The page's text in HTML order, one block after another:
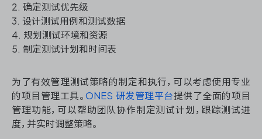
2. 确定测试优先级
3. 设计测试用例和测试数据
4. 规划测试环境和资源
5. 制定测试计划和时间表
为了有效管理测试策略的制定和执行，可以考虑使用专业
的项目管理工具。 ONES 研发管理平台提供了全面的项目
管理功能，可以帮助团队协作制定测试计划，跟踪测试进
度，并实时调整策略。